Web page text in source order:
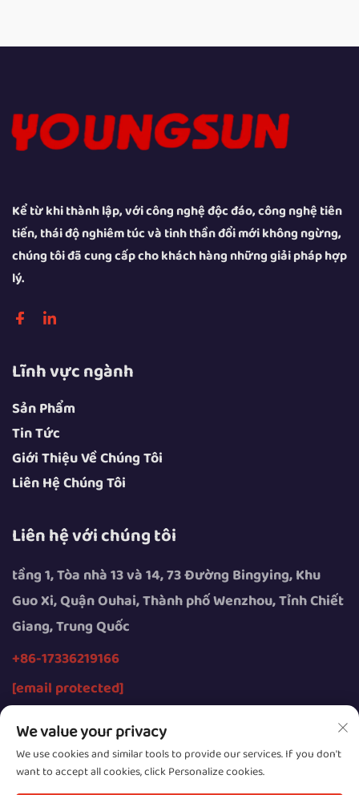
Kể từ khi thành lập, với công nghệ độc đáo, công nghệ tiên
tiến, thái độ nghiêm túc và tinh thần đổi mới không ngừng,
chúng tôi đã cung cấp cho khách hàng những giải pháp hợp
lý.
Lĩnh vực ngành
Sản Phẩm
Tin Tức
Giới Thiệu Về Chúng Tôi
Liên Hệ Chúng Tôi
Liên hệ với chúng tôi
tầng 1, Tòa nhà 13 và 14, 73 Đường Bingying, Khu
Guo Xi, Quận Ouhai, Thành phố Wenzhou, Tỉnh Chiết
Giang, Trung Quốc
+86-17336219166
[email protected]
Bản quyền © 2026 thuộc về Công ty TNHH Thiết bị
We value your privacy
We use cookies and similar tools to provide our services. If you don't
want to accept all cookies, click Personalize cookies.